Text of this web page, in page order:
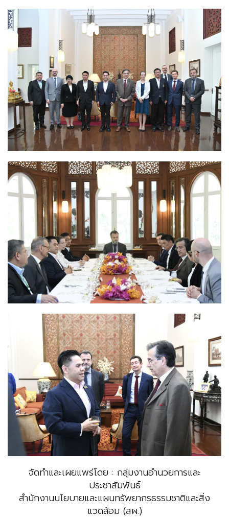
จัดทำและเผยแพร่โดย : กลุ่มงานอำนวยการและ
ประชาสัมพันธ์
สำนักงานนโยบายและแผนทรัพยากรธรรมชาติและสิ่ง
แวดล้อม (สผ.)